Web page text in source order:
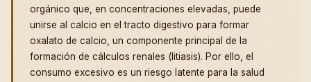
orgánico que, en concentraciones elevadas, puede
unirse al calcio en el tracto digestivo para formar
oxalato de calcio, un componente principal de la
formación de cálculos renales (litiasis). Por ello, el
consumo excesivo es un riesgo latente para la salud